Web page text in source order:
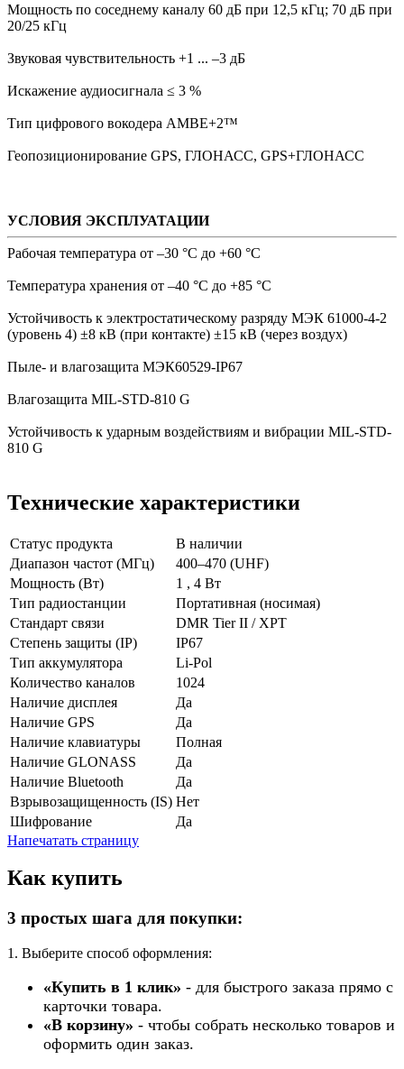
Мощность по соседнему каналу 60 дБ при 12,5 кГц; 70 дБ при
20/25 кГц
Звуковая чувствительность +1 ... –3 дБ
Искажение аудиосигнала ≤ 3 %
Тип цифрового вокодера AMBE+2™
Геопозиционирование GPS, ГЛОНАСС, GPS+ГЛОНАСС
УСЛОВИЯ ЭКСПЛУАТАЦИИ
Рабочая температура от –30 °С до +60 °С
Температура хранения от –40 °С до +85 °С
Устойчивость к электростатическому разряду МЭК 61000-4-2
(уровень 4) ±8 кВ (при контакте) ±15 кВ (через воздух)
Пыле- и влагозащита МЭК60529-IP67
Влагозащита MIL-STD-810 G
Устойчивость к ударным воздействиям и вибрации MIL-STD-
810 G
Технические характеристики
Статус продукта
В наличии
Диапазон частот (МГц)
400–470 (UHF)
Мощность (Вт)
1 , 4 Вт
Тип радиостанции
Портативная (носимая)
Стандарт связи
DMR Tier II / XPT
Степень защиты (IP)
IP67
Тип аккумулятора
Li-Pol
Количество каналов
1024
Наличие дисплея
Да
Наличие GPS
Да
Наличие клавиатуры
Полная
Наличие GLONASS
Да
Наличие Bluetooth
Да
Взрывозащищенность (IS) Нет
Шифрование
Да
Напечатать страницу
Как купить
3 простых шага для покупки:
1. Выберите способ оформления:
«Купить в 1 клик» - для быстрого заказа прямо с
карточки товара.
«В корзину» - чтобы собрать несколько товаров и
оформить один заказ.